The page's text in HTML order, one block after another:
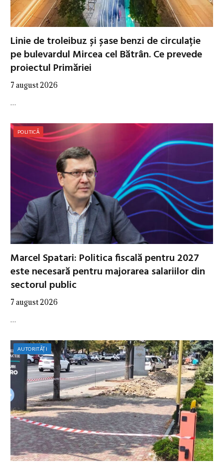
Linie de troleibuz și șase benzi de circulație
pe bulevardul Mircea cel Bătrân. Ce prevede
proiectul Primăriei
7 august 2026
…
POLITICĂ
Marcel Spatari: Politica fiscală pentru 2027
este necesară pentru majorarea salariilor din
sectorul public
7 august 2026
…
AUTORITĂȚI